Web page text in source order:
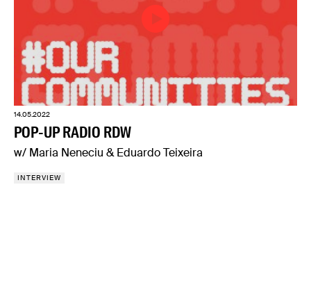
14.05.2022
POP-UP RADIO RDW
w/ Maria Neneciu & Eduardo Teixeira
INTERVIEW